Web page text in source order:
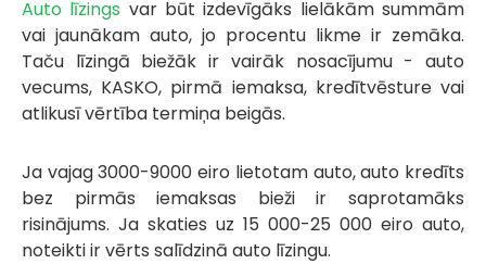
Auto līzings var būt izdevīgāks lielākām summām
vai jaunākam auto, jo procentu likme ir zemāka.
Taču līzingā biežāk ir vairāk nosacījumu - auto
vecums, KASKO, pirmā iemaksa, kredītvēsture vai
atlikusī vērtība termiņa beigās.
Ja vajag 3000-9000 eiro lietotam auto, auto kredīts
bez pirmās iemaksas bieži ir saprotamāks
risinājums. Ja skaties uz 15 000-25 000 eiro auto,
noteikti ir vērts salīdzinā auto līzingu.